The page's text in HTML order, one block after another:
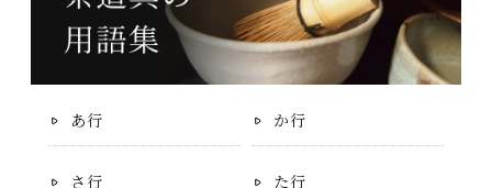
あ行 か行
さ行 た行